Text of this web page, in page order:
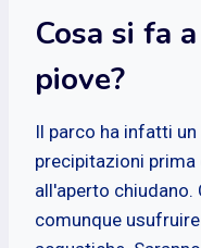
Cosa si fa
piove?
Il parco ha infatti
precipitazioni
all'aperto chiudano.
comunque